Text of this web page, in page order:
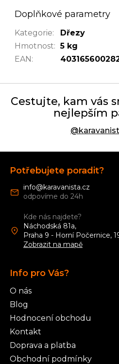
Doplňkové parametry
Kategorie:
Dřezy
Hmotnost: 5 kg
EAN:
Cestujte, kam vás
nejlepším
Potřebujete poradit?
info@karavanista.cz
Kde nás najdete?
Náchodská 81a,
Praha 9 - Horní Počernice,
Zobrazit na mapě
Info pro Vás?
O nás
Blog
Hodnocení obchodu
Kontakt
Doprava a platba
Obchodní podmínky